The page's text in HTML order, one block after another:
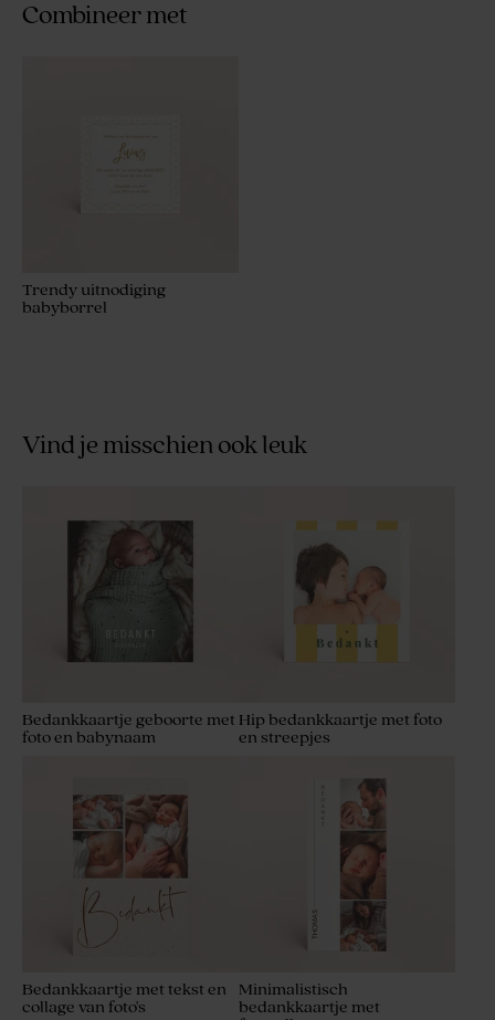
Combineer met
Trendy uitnodiging
babyborrel
Vind je misschien ook leuk
Bedankkaartje geboorte met
foto en babynaam
Hip bedankkaartje met foto
en streepjes
Bedankkaartje met tekst en
collage van foto's
Minimalistisch
bedankkaartje met